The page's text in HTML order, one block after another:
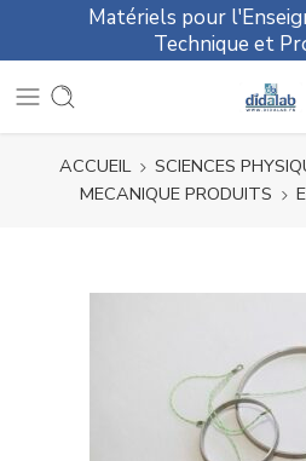
Matériels pour
Technique et
ACCUEIL SCIENCES
MECANIQUE PRODUITS